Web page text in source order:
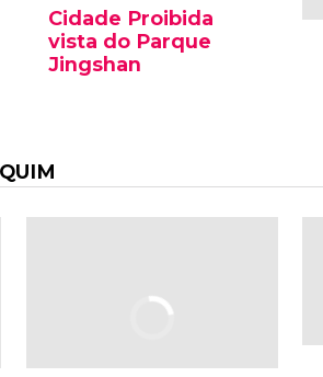
Cidade Proibida
vista do Parque
Jingshan